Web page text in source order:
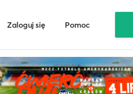
Zaloguj się Pomoc